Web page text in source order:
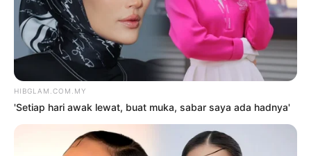
4 Ogos 2026
3
‘Tak takut bekerjasama dengan
Aliff, saya pun pendosa’
5 Ogos 2026
4
Siti Nurhaliza sebak, Noraniza
Idris ‘seram’ duet Hati Kama